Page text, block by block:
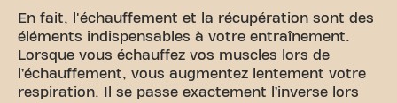
En fait, l'échauffement et la récupération sont des
éléments indispensables à votre entraînement.
Lorsque vous échauffez vos muscles lors de
l’échauffement, vous augmentez lentement votre
respiration. Il se passe exactement l’inverse lors